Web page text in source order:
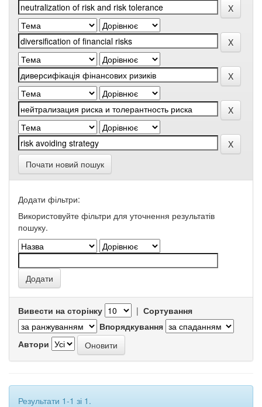
Почати новий пошук
Додати фільтри:
Використовуйте фільтри для уточнення результатів
пошуку.
Вивести на сторінку | Сортування
Впорядкування
Автори
Результати 1-1 зі 1.